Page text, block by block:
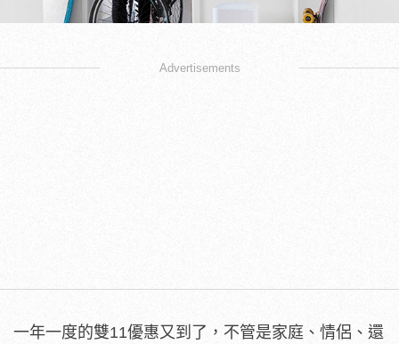
Advertisements
一年一度的雙11優惠又到了，不管是家庭、情侶、還